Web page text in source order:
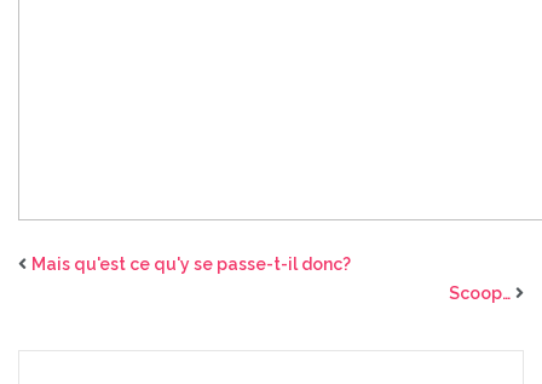
Mais qu'est ce qu'y se passe-t-il donc?
Scoop…